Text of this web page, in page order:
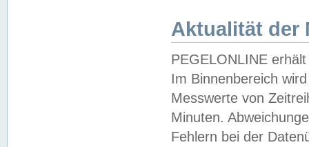
Aktualität der
PEGELONLINE
Im Binnenbereich
Messwerte von
Minuten.
Fehlern bei der